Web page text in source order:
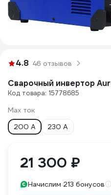
4.8 46 отзывов
Сварочный инвертор
Код товара: 15778685
Max ток
200 А
230 А
21 300 ₽
Начислим 213 бонусов